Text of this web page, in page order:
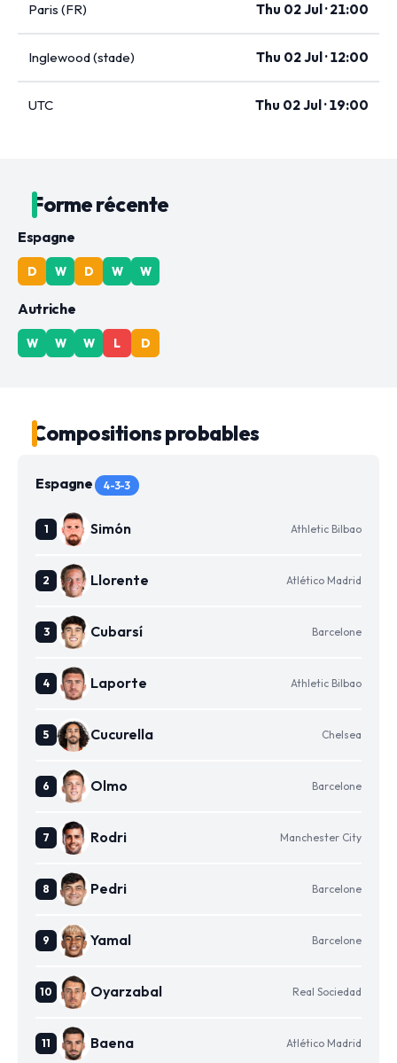
Paris (FR) Thu 02 Jul · 21:00
Inglewood (stade) Thu 02 Jul · 12:00
UTC Thu 02 Jul · 19:00
Forme récente
Espagne
D W D W W
Autriche
W W W L D
Compositions probables
Espagne 4-3-3
Simón Athletic Bilbao
Llorente Atlético Madrid
Cubarsí Barcelone
Laporte Athletic Bilbao
Cucurella Chelsea
Olmo Barcelone
Rodri Manchester City
Pedri Barcelone
Yamal Barcelone
Oyarzabal Real Sociedad
Baena Atlético Madrid